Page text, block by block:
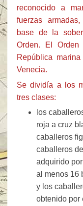
reconocido a
fuerzas
base de la
Orden. El
República
Venecia.
Se dividía a los
tres clases:
los
roja a cruz
caballeros
caballeros
adquirido
al menos 16
y los
obtenido por